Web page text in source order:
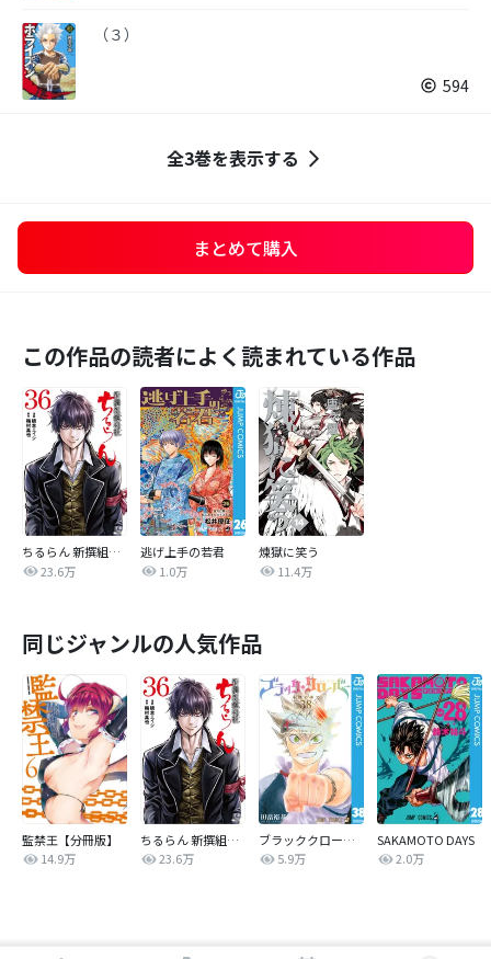
（３）
594
全3巻を表示する
まとめて購入
この作品の読者によく読まれている作品
ちるらん 新撰組鎮魂歌
23.6万
逃げ上手の若君
1.0万
煉獄に笑う
11.4万
同じジャンルの人気作品
監禁王【分冊版】
14.9万
ちるらん 新撰組鎮魂歌
23.6万
ブラッククローバー
5.9万
SAKAMOTO DAYS
2.0万